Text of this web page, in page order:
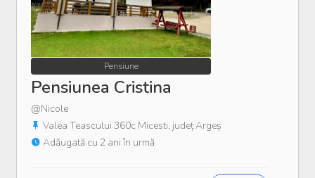
Pensiune
Pensiunea Cristina
@Nicole
Valea Teascului 360c Micesti, județ Argeș
Adăugată cu 2 ani în urmă